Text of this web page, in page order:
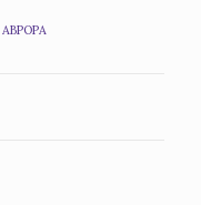
АВРОРА